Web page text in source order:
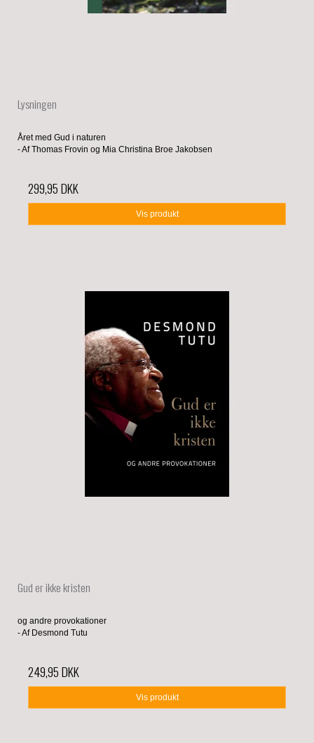
Lysningen
Året med Gud i naturen
- Af Thomas Frovin og Mia Christina Broe Jakobsen
299,95 DKK
Vis produkt
Gud er ikke kristen
og andre provokationer
- Af Desmond Tutu
249,95 DKK
Vis produkt